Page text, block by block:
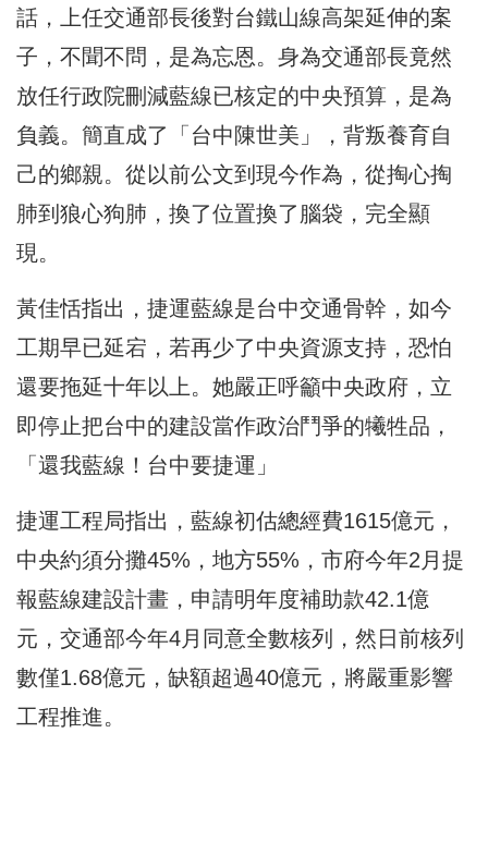
話，上任交通部長後對台鐵山線高架延伸的案
子，不聞不問，是為忘恩。身為交通部長竟然
放任行政院刪減藍線已核定的中央預算，是為
負義。簡直成了「台中陳世美」，背叛養育自
己的鄉親。從以前公文到現今作為，從掏心掏
肺到狼心狗肺，換了位置換了腦袋，完全顯
現。
黃佳恬指出，捷運藍線是台中交通骨幹，如今
工期早已延宕，若再少了中央資源支持，恐怕
還要拖延十年以上。她嚴正呼籲中央政府，立
即停止把台中的建設當作政治鬥爭的犧牲品，
「還我藍線！台中要捷運」
捷運工程局指出，藍線初估總經費1615億元，
中央約須分攤45%，地方55%，市府今年2月提
報藍線建設計畫，申請明年度補助款42.1億
元，交通部今年4月同意全數核列，然日前核列
數僅1.68億元，缺額超過40億元，將嚴重影響
工程推進。